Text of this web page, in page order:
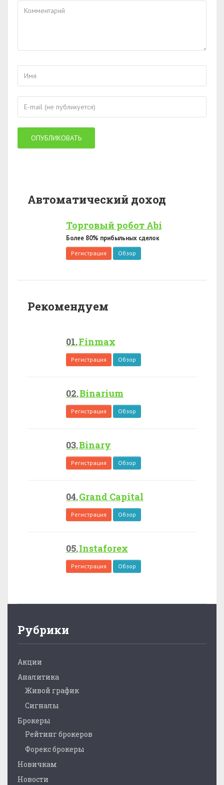
Автоматический доход
Торговый робот Abi
Более 80% прибыльных сделок
Регистрация Обзор
Рекомендуем
Finmax
Регистрация Обзор
Binarium
Регистрация Обзор
Binary
Регистрация Обзор
Grand Capital
Регистрация Обзор
Instaforex
Регистрация Обзор
Рубрики
Акции
Аналитика
Живой график
Сигналы
Брокеры
Рейтинг брокеров
Форекс брокеры
Новичкам
Новости